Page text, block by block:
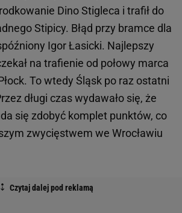
Dino Stigleca i trafił do
Stipicy. Błąd przy bramce dla
Igor Łasicki. Najlepszy
na trafienie od połowy marca
To wtedy Śląsk po raz ostatni
długi czas wydawało się, że
się zdobyć komplet punktów, co
zwycięstwem we Wrocławiu